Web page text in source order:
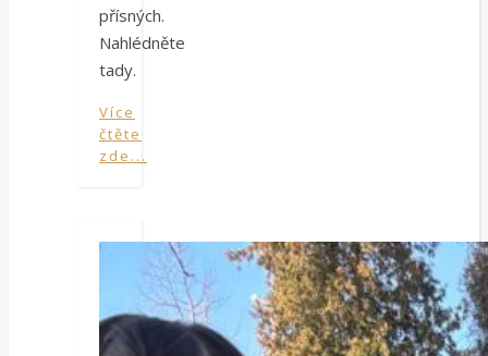
přísných.
Nahlédněte
tady.
Více
čtěte
zde...